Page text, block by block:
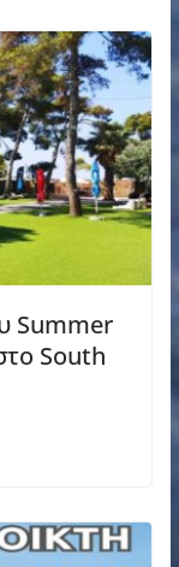
Summer
South